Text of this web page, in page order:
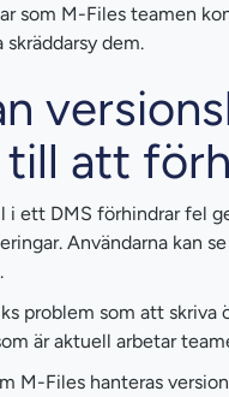
som M-Files teamen
dem.
till att
i ett DMS förhindrar fel
Användarna kan
problem som att
är aktuell arbetar
M-Files hanteras